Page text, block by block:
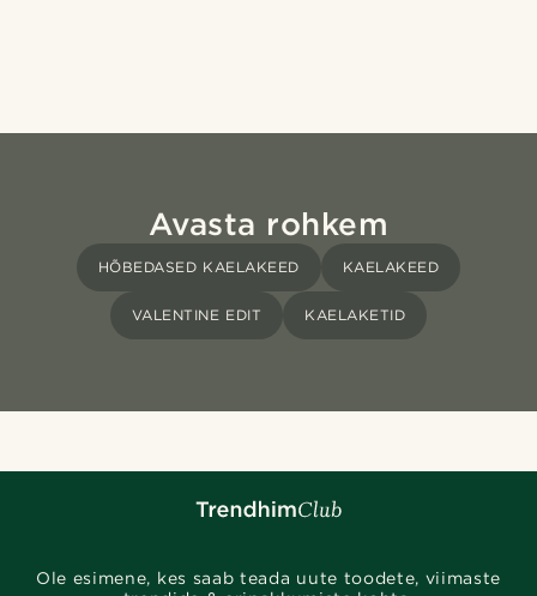
Avasta rohkem
HÕBEDASED KAELAKEED KAELAKEED
VALENTINE EDIT KAELAKETID
Ole esimene, kes saab teada uute toodete, viimaste